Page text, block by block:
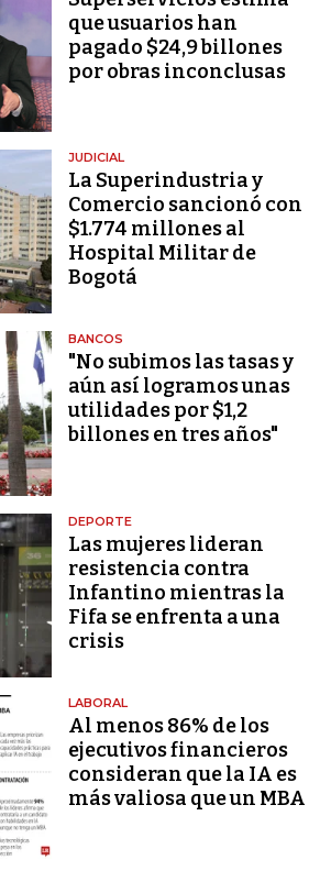
que usuarios han
pagado $24,9 billones
por obras inconclusas
JUDICIAL
La Superindustria y
Comercio sancionó con
$1.774 millones al
Hospital Militar de
Bogotá
BANCOS
"No subimos las tasas y
aún así logramos unas
utilidades por $1,2
billones en tres años"
DEPORTE
Las mujeres lideran
resistencia contra
Infantino mientras la
Fifa se enfrenta a una
crisis
LABORAL
Al menos 86% de los
ejecutivos financieros
consideran que la IA es
más valiosa que un MBA